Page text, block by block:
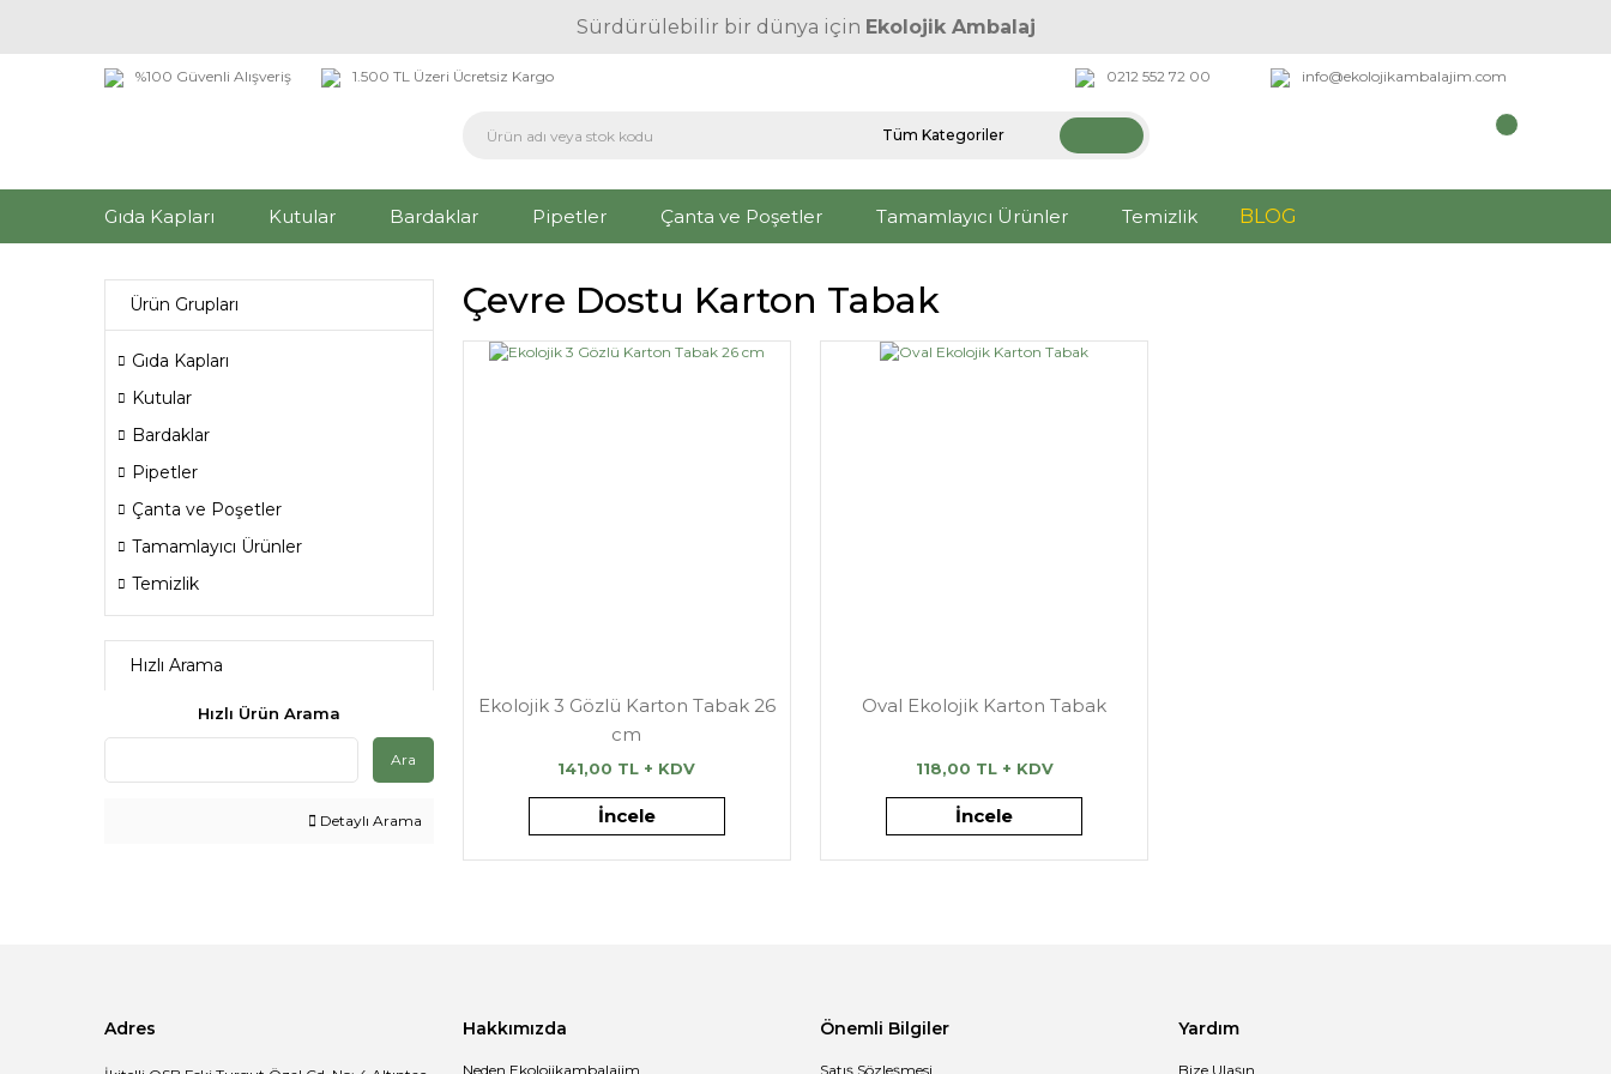
Sürdürülebilir bir dünya için Ekolojik Ambalaj
%100 Güvenli Alışveriş 1.500 TL Üzeri Ücretsiz Kargo 0212 552 72 00 info@ekolojikambalajim.com
Gıda Kapları Kutular Bardaklar Pipetler Çanta ve Poşetler Tamamlayıcı Ürünler Temizlik BLOG
Ürün Grupları
Gıda Kapları
Kutular
Bardaklar
Pipetler
Çanta ve Poşetler
Tamamlayıcı Ürünler
Temizlik
Hızlı Arama
Hızlı Ürün Arama
Ara
Detaylı Arama
Çevre Dostu Karton Tabak
Ekolojik 3 Gözlü Karton Tabak 26
cm
141,00 TL + KDV
İncele
Oval Ekolojik Karton Tabak
118,00 TL + KDV
İncele
Adres Hakkımızda
Neden Ekolojikambalajim
Önemli Bilgiler
Satış Sözleşmesi
Yardım
Bize Ulaşın